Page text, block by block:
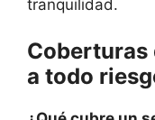
tranquilidad.
Coberturas
a todo